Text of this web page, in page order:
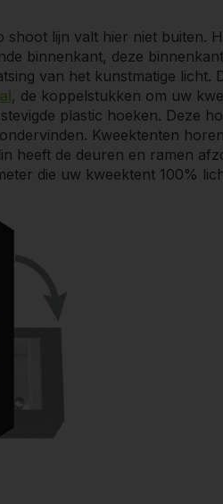
shoot lijn valt hier niet buiten.
binnenkant, deze
van het kunstmatige licht.
, de koppelstukken om uw
plastic hoeken. Deze
Kweektenten
heeft de deuren en ramen
die uw kweektent 100%